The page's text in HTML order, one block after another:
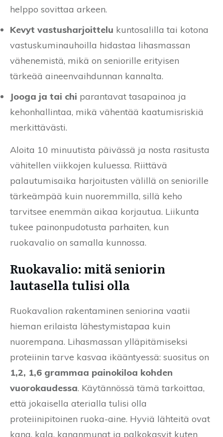
helppo sovittaa arkeen.
Kevyt vastusharjoittelu kuntosalilla tai kotona
vastuskuminauhoilla hidastaa lihasmassan
vähenemistä, mikä on seniorille erityisen
tärkeää aineenvaihdunnan kannalta.
Jooga ja tai chi parantavat tasapainoa ja
kehonhallintaa, mikä vähentää kaatumisriskiä
merkittävästi.
Aloita 10 minuutista päivässä ja nosta rasitusta
vähitellen viikkojen kuluessa. Riittävä
palautumisaika harjoitusten välillä on seniorille
tärkeämpää kuin nuoremmilla, sillä keho
tarvitsee enemmän aikaa korjautua. Liikunta
tukee painonpudotusta parhaiten, kun
ruokavalio on samalla kunnossa.
Ruokavalio: mitä seniorin
lautasella tulisi olla
Ruokavalion rakentaminen seniorina vaatii
hieman erilaista lähestymistapaa kuin
nuorempana. Lihasmassan ylläpitämiseksi
proteiinin tarve kasvaa ikääntyessä: suositus on
1,2, 1,6 grammaa painokiloa kohden
vuorokaudessa. Käytännössä tämä tarkoittaa,
että jokaisella aterialla tulisi olla
proteiinipitoinen ruoka-aine. Hyviä lähteitä ovat
kana, kala, kananmunat ja palkokasvit kuten